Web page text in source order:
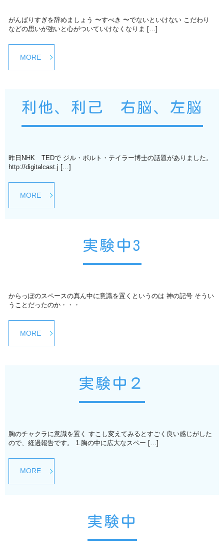
がんばりすぎを辞めましょう 〜すべき 〜でないといけない こだわり
などの思いが強いと心がついていけなくなりま […]
MORE
利他、利己 右脳、左脳
昨日NHK TEDで ジル・ボルト・テイラー博士の話題がありました。
http://digitalcast.j […]
MORE
実験中3
からっぽのスペースの真ん中に意識を置くというのは 神の記号 そうい
うことだったのか・・・
MORE
実験中２
胸のチャクラに意識を置く すこし変えてみるとすごく良い感じがした
ので、経過報告です。 1.胸の中に広大なスペー […]
MORE
実験中